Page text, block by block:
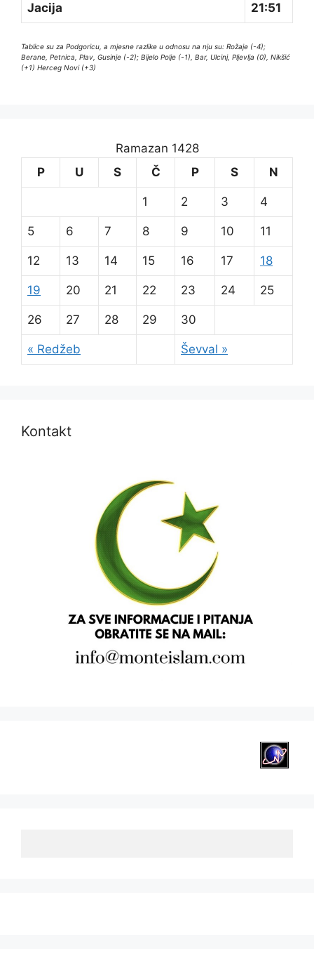
Jacija 21:51
Tablice su za Podgoricu, a mjesne razlike u odnosu na nju su: Rožaje (-4);
Berane, Petnica, Plav, Gusinje (-2); Bijelo Polje (-1), Bar, Ulcinj, Pljevlja (0), Nikšić
(+1) Herceg Novi (+3)
Ramazan 1428
P
U S Č P S N
« Redžeb Ševval »
1 2 3 4
5 6 7 8 9 10 11
12 13 14 15 16 17 18
19 20 21 22 23 24 25
26 27 28 29 30
Kontakt